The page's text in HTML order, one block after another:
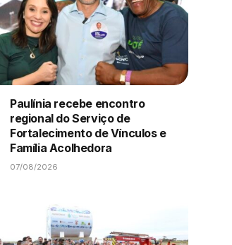
Paulínia recebe encontro
regional do Serviço de
Fortalecimento de Vínculos e
Família Acolhedora
07/08/2026